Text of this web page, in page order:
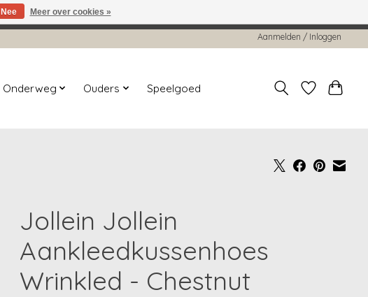
Aanmelden / Inloggen
Onderweg Ouders Speelgoed
Jollein Jollein
Aankleedkussenhoes
Wrinkled - Chestnut
Nee Meer over cookies »
niet worden gehonoreerd of verwerkt.